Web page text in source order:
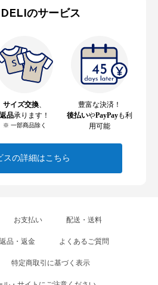
のサービス
サイズ交換
返品承ります！
※ 一部商品除く
豊富な決済！
後払いやPayPayも利
用可能
スの詳細はこちら
お支払い 配送・送料
返品・返金 よくあるご質問
特定商取引に基づく表示